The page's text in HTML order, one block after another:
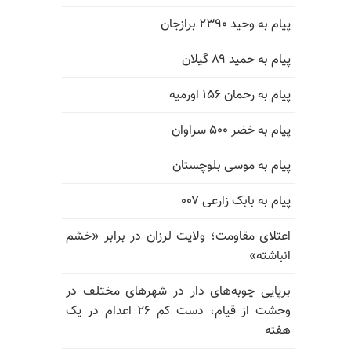
پیام به وحید ۲۳۹۰ برازجان
پیام به حمید ۸۹ گیلان
پیام به رحمان ۱۵۶ اورمیه
پیام به خضر ۵۰۰ سراوان
پیام به موسی بلوچستان
پیام به بابک زارعی ۰۰۷
اعتلای مقاومت؛ ولایت لرزان در برابر «خشم
انباشته»
برپایی چوبه‌های دار در شهرهای مختلف در
وحشت از قیام، دست کم ۲۶ اعدام در یک
هفته